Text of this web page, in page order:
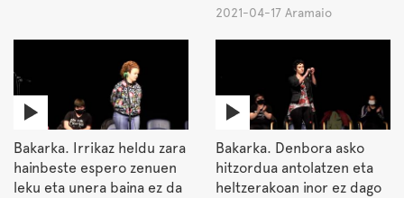
2021-04-17 Aramaio
Bakarka. Irrikaz heldu zara
hainbeste espero zenuen
leku eta unera baina ez da
Bakarka. Denbora asko
hitzordua antolatzen eta
heltzerakoan inor ez dago